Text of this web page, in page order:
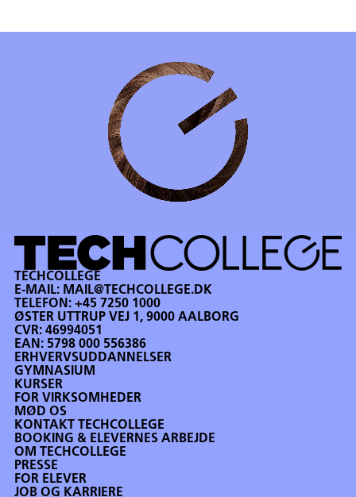
TECHCOLLEGE
E-MAIL: MAIL@TECHCOLLEGE.DK
TELEFON:+45 7250 1000
ØSTER UTTRUP VEJ 1, 9000 AALBORG
CVR: 46994051
EAN: 5798 000 556386
ERHVERVSUDDANNELSER
GYMNASIUM
KURSER
FOR VIRKSOMHEDER
MØD OS
KONTAKT TECHCOLLEGE
BOOKING & ELEVERNES ARBEJDE
OM TECHCOLLEGE
PRESSE
FOR ELEVER
JOB OG KARRIERE